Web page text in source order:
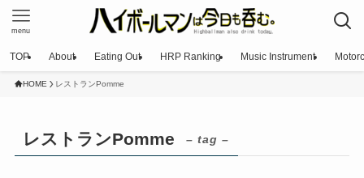
menu
TOP About Eating Out HRP Ranking Music Instrument
HOME レストランPomme
レストランPomme – tag –